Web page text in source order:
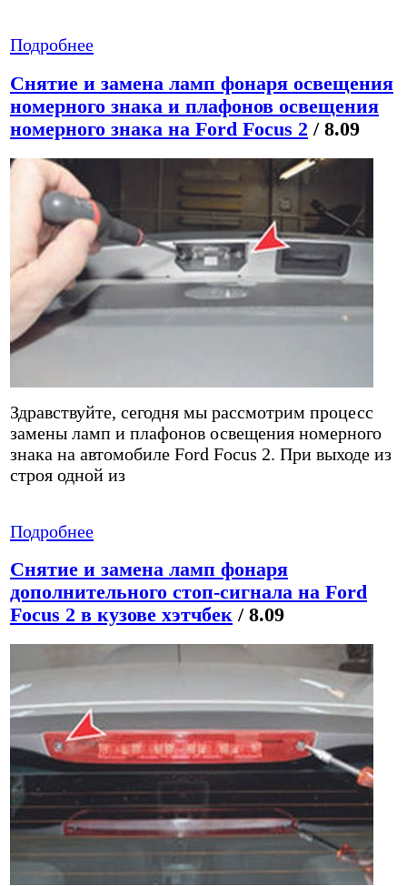
Подробнее
Снятие и замена ламп фонаря освещения
номерного знака и плафонов освещения
номерного знака на Ford Focus 2 / 8.09
Здравствуйте, сегодня мы рассмотрим процесс
замены ламп и плафонов освещения номерного
знака на автомобиле Ford Focus 2. При выходе из
строя одной из
Подробнее
Снятие и замена ламп фонаря
дополнительного стоп-сигнала на Ford
Focus 2 в кузове хэтчбек / 8.09